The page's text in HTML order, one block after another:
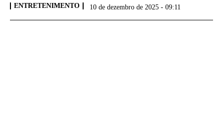
ENTRETENIMENTO 10 de dezembro de 2025 - 09:11